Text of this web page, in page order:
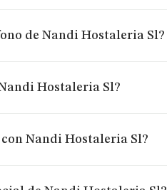
de Nandi Hostaleria Sl?
Hostaleria Sl?
Nandi Hostaleria Sl?